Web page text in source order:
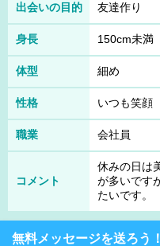
出会いの目的 友達作り
身長 150cm未満
体型 細め
性格 いつも笑顔
職業 会社員
コメント
休みの日は
が多いです
たいです。
無料メッセージを送ろう！